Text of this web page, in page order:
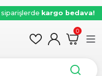
kargo bedava!
0